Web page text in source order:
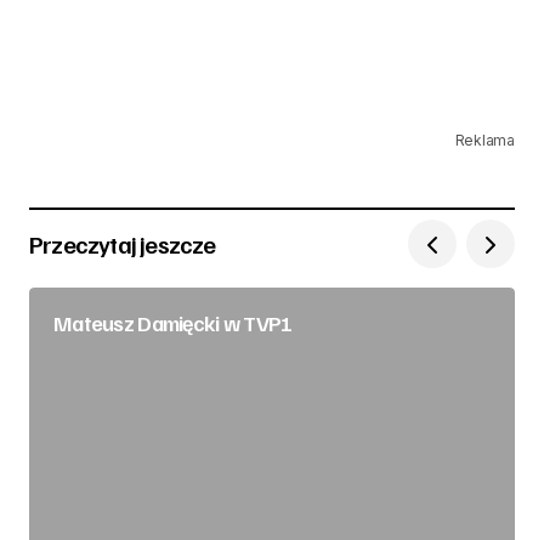
Reklama
Przeczytaj jeszcze
Mateusz Damięcki w TVP1